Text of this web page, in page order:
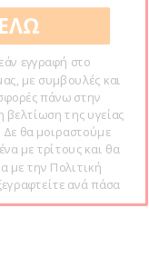
εγγραφή στο
με συμβουλές και
πάνω στην
βελτίωση της υγείας
Δε θα μοιραστούμε
με τρίτους και θα
με την Πολιτική
ανά πάσα